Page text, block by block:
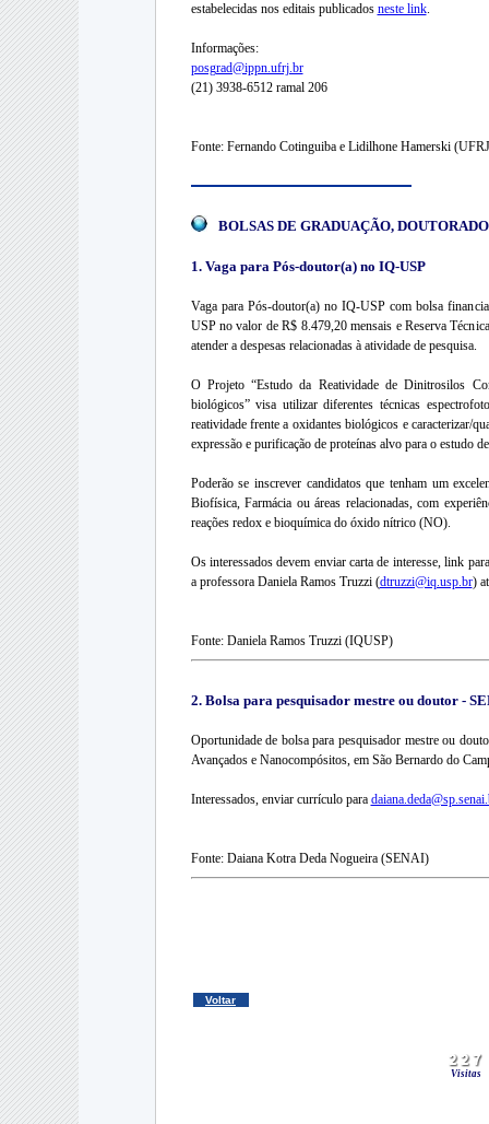
estabelecidas nos editais publicados neste link.
Informações:
posgrad@ippn.ufrj.br
(21) 3938-6512 ramal 206
Fonte: Fernando Cotinguiba e Lidilhone Hamerski
BOLSAS DE GRADUAÇÃO,
1. Vaga para Pós-doutor(a) no IQ-USP
Vaga para Pós-doutor(a) no IQ-USP com bolsa
USP no valor de R$ 8.479,20 mensais e Reserva
atender a despesas relacionadas à atividade de pesquisa.
O Projeto “Estudo da Reatividade de Dinitrosilos
biológicos” visa utilizar diferentes técnicas
reatividade frente a oxidantes biológicos e caracterizar/
expressão e purificação de proteínas alvo para o estudo
Poderão se inscrever candidatos que tenham um
Biofísica, Farmácia ou áreas relacionadas, com
reações redox e bioquímica do óxido nítrico (NO).
Os interessados devem enviar carta de interesse, link
a professora Daniela Ramos Truzzi (dtruzzi@iq.usp.br)
Fonte: Daniela Ramos Truzzi (IQUSP)
2. Bolsa para pesquisador mestre ou doutor -
Oportunidade de bolsa para pesquisador mestre ou
Avançados e Nanocompósitos, em São Bernardo do
Interessados, enviar currículo para
Fonte: Daiana Kotra Deda Nogueira (SENAI)
Voltar
Visitas